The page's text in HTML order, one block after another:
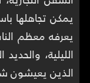
يمكن تجاهلها
يعرفه معظم
الليلية،
الذين يعيشون